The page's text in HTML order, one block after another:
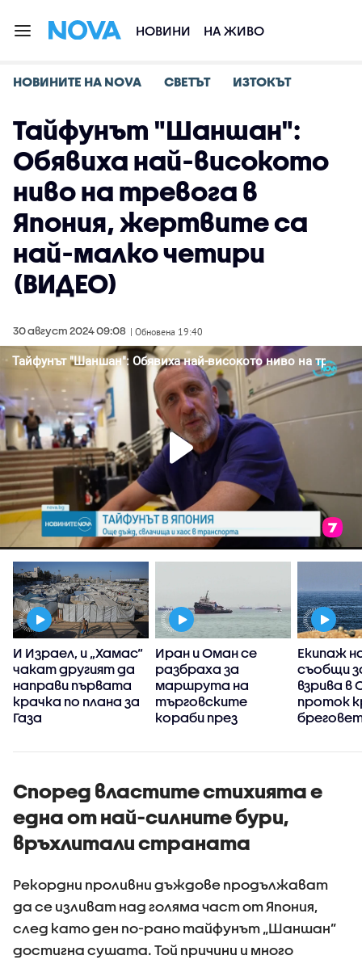
НОВИНИ НА ЖИВО
НОВИНИТЕ НА NOVA СВЕТЪТ ИЗТОКЪТ
Тайфунът "Шаншан":
Обявиха най-високото
ниво на тревога в
Япония, жертвите са
най-малко четири
(ВИДЕО)
30 август 2024 09:08 | Обновена 19:40
И Израел, и „Хамас“
чакат другият да
направи първата
крачка по плана за
Газа
Иран и Оман се
разбраха за
маршрута на
търговските
кораби през
Екипаж
съобщи
взрива в
проток
Според властите стихията е
една от най-силните бури,
връхлитали страната
Рекордни проливни дъждове продължават
да се изливат над голяма част от Япония,
след като ден по-рано тайфунът „Шаншан”
достигна сушата. Той причини и много